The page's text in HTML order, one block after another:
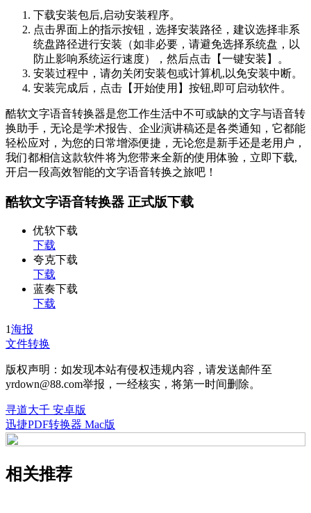
下载安装包后,启动安装程序。
点击界面上的指示按钮，选择安装路径，建议选择非系
统盘路径进行安装（如非必要，请避免选择系统盘，以
防止影响系统运行速度），然后点击【一键安装】。
安装过程中，请勿关闭安装包或计算机,以免安装中断。
安装完成后，点击【开始使用】按钮,即可启动软件。
酷软文字语音转换器是您工作生活中不可或缺的文字与语音转
换助手，无论是学术报告、企业演讲稿还是各类通知，它都能
轻松应对，为您的日常增添便捷，无论您是新手还是老用户，
我们都相信这款软件将为您带来全新的使用体验，立即下载,
开启一段高效智能的文字语音转换之旅吧！
酷软文字语音转换器 正式版下载
优软下载
下载
夸克下载
下载
蓝奏下载
下载
1海报
文件转换
版权声明：如发现本站有侵权违规内容，请发送邮件至
yrdown@88.com举报，一经核实，将第一时间删除。
寻道大千 安卓版
迅捷PDF转换器 Mac版
相关推荐